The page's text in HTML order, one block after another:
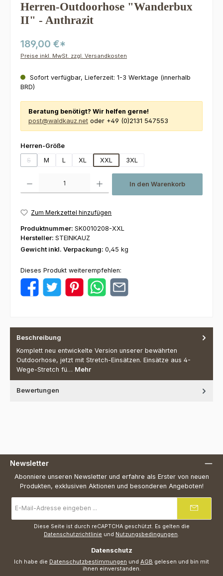
Herren-Outdoorhose "Wanderbux
II" - Anthrazit
189,00 €*
Preise inkl. MwSt. zzgl. Versandkosten
Sofort verfügbar, Lieferzeit: 1-3 Werktage (innerhalb
BRD)
Beratung benötigt? Wir helfen gerne!
post@waldkauz.net oder +49 (0)2131 547553
Herren-Größeauswählen
S
(Diese Option ist zurzeit nicht verfügbar.)
M L XL XXL 3XL
In den Warenkorb
Zum Merkzettel hinzufügen
Produktnummer: SK0010208-XXL
Hersteller: STEINKAUZ
Gewicht inkl. Verpackung: 0,45 kg
Dieses Produkt weiterempfehlen:
Beschreibung
Komplett neu entwickelte Version unserer bewährten
Outdoorhose, jetzt mit Stretch-Einsätzen. Einsätze aus 4-
Wege-Stretch fü… Mehr
Bewertungen
Newsletter
Abonniere unseren Newsletter und erfahre als Erster von neuen
Produkten, exklusiven Aktionen und besonderen Angeboten!
Mail-
Adresse
Diese Seite ist durch reCAPTCHA geschützt. Es gelten die
Datenschutzrichtlinie und Nutzungsbedingungen.
Datenschutz
Ich habe die Datenschutzbestimmungen und AGB gelesen und bin mit
ihnen einverstanden.